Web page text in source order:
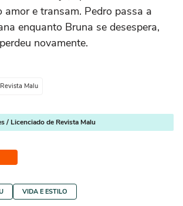
amor e transam. Pedro passa a
enquanto Bruna se desespera,
novamente.
Revista Malu
/ Licenciado de Revista Malu
VIDA E ESTILO